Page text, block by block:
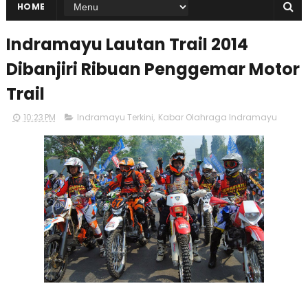
HOME
Indramayu Lautan Trail 2014
Dibanjiri Ribuan Penggemar Motor
Trail
10:23 PM Indramayu Terkini, Kabar Olahraga Indramayu